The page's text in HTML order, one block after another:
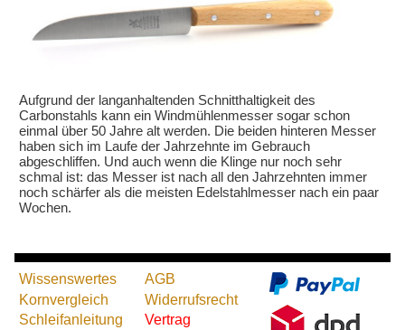
Aufgrund der langanhaltenden Schnitthaltigkeit des
Carbonstahls kann ein Windmühlenmesser sogar schon
einmal über 50 Jahre alt werden. Die beiden hinteren Messer
haben sich im Laufe der Jahrzehnte im Gebrauch
abgeschliffen. Und auch wenn die Klinge nur noch sehr
schmal ist: das Messer ist nach all den Jahrzehnten immer
noch schärfer als die meisten Edelstahlmesser nach ein paar
Wochen.
Wissenswertes
Kornvergleich
Schleifanleitung
AGB
Widerrufsrecht
Vertrag